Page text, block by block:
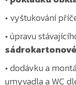
• vyštukování
• úpravu
• dodávku a
umyvadla a WC